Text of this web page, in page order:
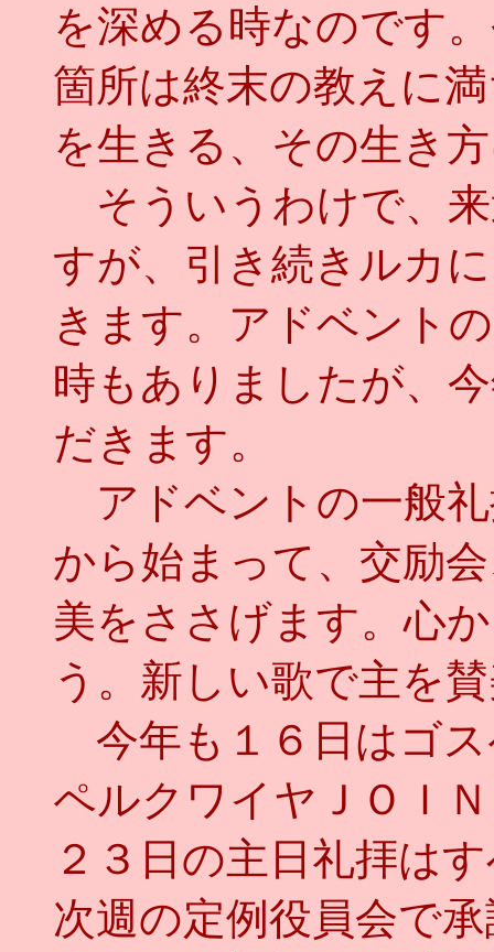
を深める時なのです
箇所は終末の教えに
を生きる、その生き
そういうわけで、
すが、引き続きルカ
きます。アドベント
時もありましたが、
だきます。
アドベントの一般
から始まって、交励
美をささげます。心
う。新しい歌で主を
今年も１６日はゴ
ペルクワイヤＪＯＩ
２３日の主日礼拝は
次週の定例役員会で